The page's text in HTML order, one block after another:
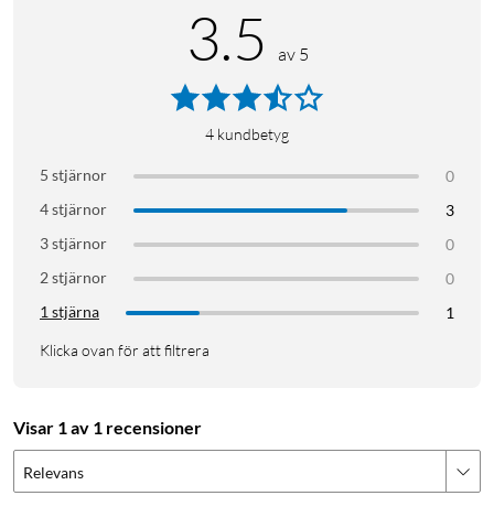
3.5 av 5
4 kundbetyg
5 stjärnor
0
4 stjärnor
3
3 stjärnor
0
2 stjärnor
0
1 stjärna
1
Klicka ovan för att filtrera
Visar 1 av 1 recensioner
Relevans